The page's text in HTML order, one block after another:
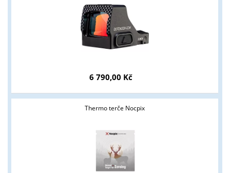
6 790,00 Kč
Thermo terče Nocpix
Tyto stránky jsou určeny pouze odborné veřejnosti od 18 let a
podnikatelům v oblasti zbraně a střelivo. Splňujete tyto
ANO NE